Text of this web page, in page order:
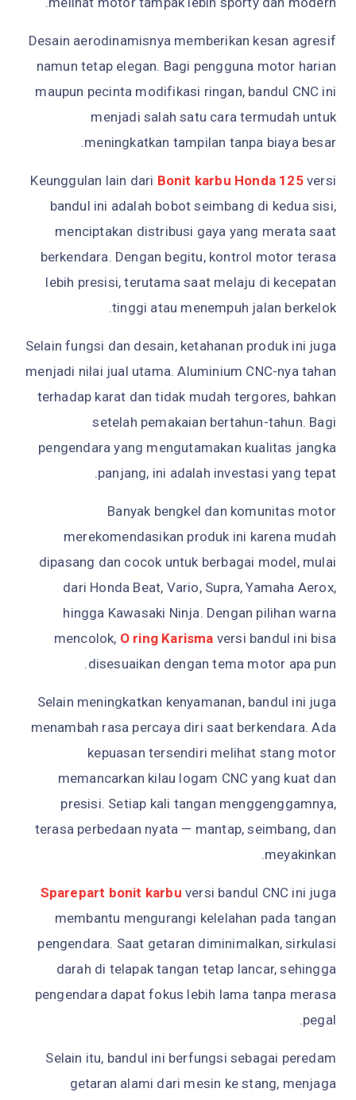
Desain aerodinamisnya memberikan kesan agresif
namun tetap elegan. Bagi pengguna motor harian
maupun pecinta modifikasi ringan, bandul CNC ini
menjadi salah satu cara termudah untuk
meningkatkan tampilan tanpa biaya besar.
Keunggulan lain dari Bonit karbu Honda 125versi
bandul ini adalah bobot seimbang di kedua sisi,
menciptakan distribusi gaya yang merata saat
berkendara. Dengan begitu, kontrol motor terasa
lebih presisi, terutama saat melaju di kecepatan
tinggi atau menempuh jalan berkelok.
Selain fungsi dan desain, ketahanan produk ini juga
menjadi nilai jual utama. Aluminium CNC-nya tahan
terhadap karat dan tidak mudah tergores, bahkan
setelah pemakaian bertahun-tahun. Bagi
pengendara yang mengutamakan kualitas jangka
panjang, ini adalah investasi yang tepat.
Banyak bengkel dan komunitas motor
merekomendasikan produk ini karena mudah
dipasang dan cocok untuk berbagai model, mulai
dari Honda Beat, Vario, Supra, Yamaha Aerox,
hingga Kawasaki Ninja. Dengan pilihan warna
mencolok, O ring Karisma versi bandul ini bisa
disesuaikan dengan tema motor apa pun.
Selain meningkatkan kenyamanan, bandul ini juga
menambah rasa percaya diri saat berkendara. Ada
kepuasan tersendiri melihat stang motor
memancarkan kilau logam CNC yang kuat dan
presisi. Setiap kali tangan menggenggamnya,
terasa perbedaan nyata — mantap, seimbang, dan
meyakinkan.
Sparepart bonit karbu versi bandul CNC ini juga
membantu mengurangi kelelahan pada tangan
pengendara. Saat getaran diminimalkan, sirkulasi
darah di telapak tangan tetap lancar, sehingga
pengendara dapat fokus lebih lama tanpa merasa
pegal.
Selain itu, bandul ini berfungsi sebagai peredam
getaran alami dari mesin ke stang, menjaga